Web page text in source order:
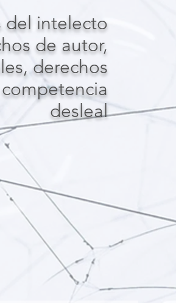
del intelecto
de autor,
derechos
desleal